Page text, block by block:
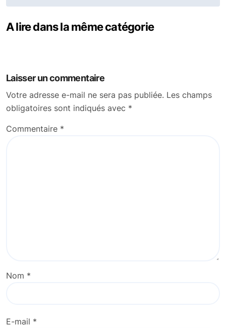
A lire dans la même catégorie
Laisser un commentaire
Votre adresse e-mail ne sera pas publiée. Les champs
obligatoires sont indiqués avec *
Commentaire *
Nom *
E-mail *